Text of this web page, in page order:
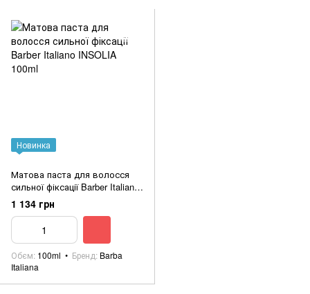
Новинка
Матова паста для волосся
сильної фіксації Barber Italiano
INSOLIA 100ml
1 134 грн
Обєм 100ml Бренд Barba
Italiana